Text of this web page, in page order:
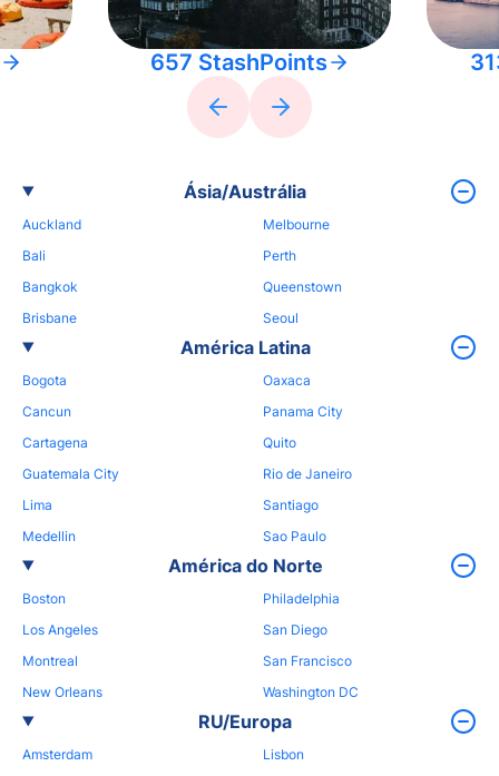
657 StashPoints
Ásia/Austrália
Auckland
Bali
Bangkok
Brisbane
Melbourne
Perth
Queenstown
Seoul
América Latina
Bogota
Cancun
Cartagena
Guatemala City
Lima
Medellin
Oaxaca
Panama City
Quito
Rio de Janeiro
Santiago
Sao Paulo
América do Norte
Boston
Los Angeles
Montreal
New Orleans
Philadelphia
San Diego
San Francisco
Washington DC
RU/Europa
Amsterdam
Lisbon